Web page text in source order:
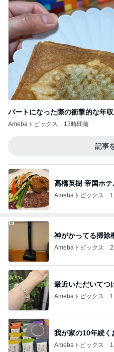
パートになった際の衝撃的な年収
Amebaトピックス 13時間前
記事
高橋英樹 帝国ホ
Amebaトピックス
神がかってる掃除
Amebaトピックス
最近いただいてつ
Amebaトピックス
我が家の10年続く
Amebaトピックス